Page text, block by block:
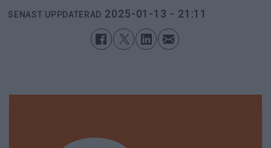
SENAST UPPDATERAD 2025-01-13 - 21:11